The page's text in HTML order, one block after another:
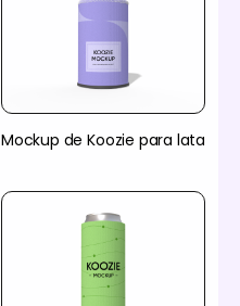
Mockup de Koozie para lata